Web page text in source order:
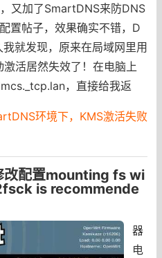
又加了SmartDNS来防DNS
置帖子，效果确实不错，D
就发现，原来在局域网里用
活居然失效了！在电脑上
，直接给我返
环境下，KMS激活失败
改配置mounting fs wi
is recommende
器
电